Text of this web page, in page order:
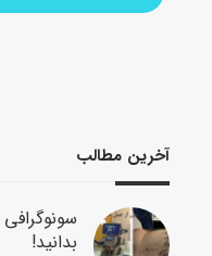
آخرین مطالب
بدانید!